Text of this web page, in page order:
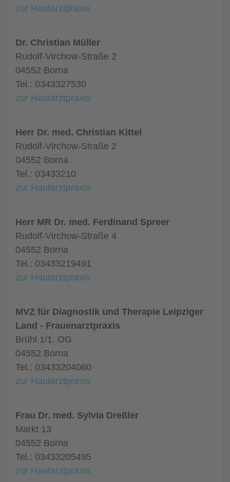
zur Hautarztpraxis
Dr. Christian Müller
Rudolf-Virchow-Straße 2
04552 Borna
Tel.: 0343327530
zur Hautarztpraxis
Herr Dr. med. Christian Kittel
Rudolf-Virchow-Straße 2
04552 Borna
Tel.: 03433210
zur Hautarztpraxis
Herr MR Dr. med. Ferdinand Spreer
Rudolf-Virchow-Straße 4
04552 Borna
Tel.: 03433219491
zur Hautarztpraxis
MVZ für Diagnostik und Therapie Leipziger
Land - Frauenarztpraxis
Brühl 1/1. OG
04552 Borna
Tel.: 03433204060
zur Hautarztpraxis
Frau Dr. med. Sylvia Dreßler
Markt 13
04552 Borna
Tel.: 03433205495
zur Hautarztpraxis